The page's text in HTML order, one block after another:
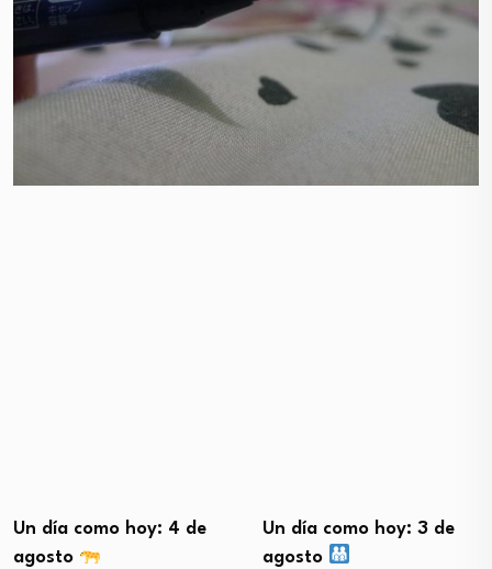
Un día como hoy: 3 de
agosto
Un día como hoy: 2 de
agosto ✍️